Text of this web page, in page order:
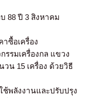
88 ปี 3 สิงหาคม
ซื้อเครื่อง
รรมเครื่องกล แขวง
น 15 เครื่อง ด้วยวิธี
พลังงานและปรับปรุง